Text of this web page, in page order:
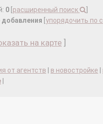
0 расширенный поиск
добавления упорядочить по
на карте
от агентств в новостройке